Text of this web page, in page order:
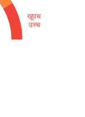
खूपच
उच्च